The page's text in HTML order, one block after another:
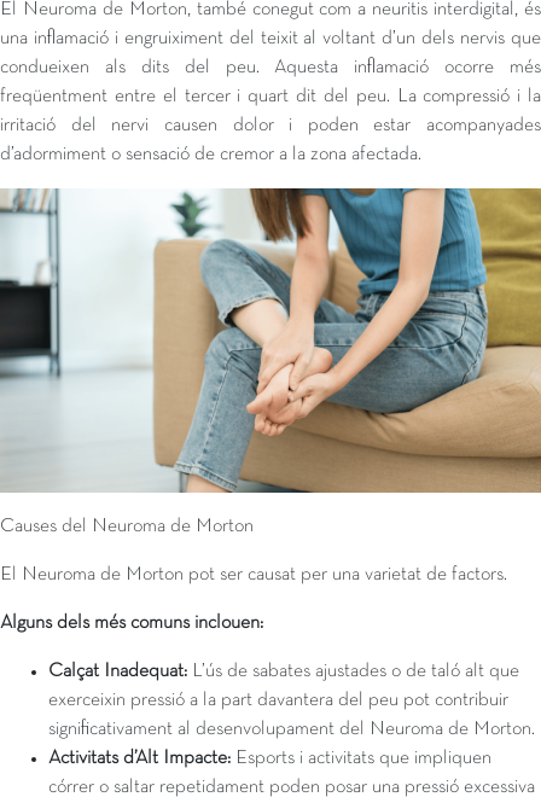
El Neuroma de Morton, també conegut com a neuritis interdigital, és
una inflamació i engruiximent del teixit al voltant d’un dels nervis que
condueixen als dits del peu. Aquesta inflamació ocorre més
freqüentment entre el tercer i quart dit del peu. La compressió i la
irritació del nervi causen dolor i poden estar acompanyades
d’adormiment o sensació de cremor a la zona afectada.
Causes del Neuroma de Morton
El Neuroma de Morton pot ser causat per una varietat de factors.
Alguns dels més comuns inclouen:
Calçat Inadequat: L’ús de sabates ajustades o de taló alt que
exerceixin pressió a la part davantera del peu pot contribuir
significativament al desenvolupament del Neuroma de Morton.
Activitats d’Alt Impacte: Esports i activitats que impliquen
córrer o saltar repetidament poden posar una pressió excessiva